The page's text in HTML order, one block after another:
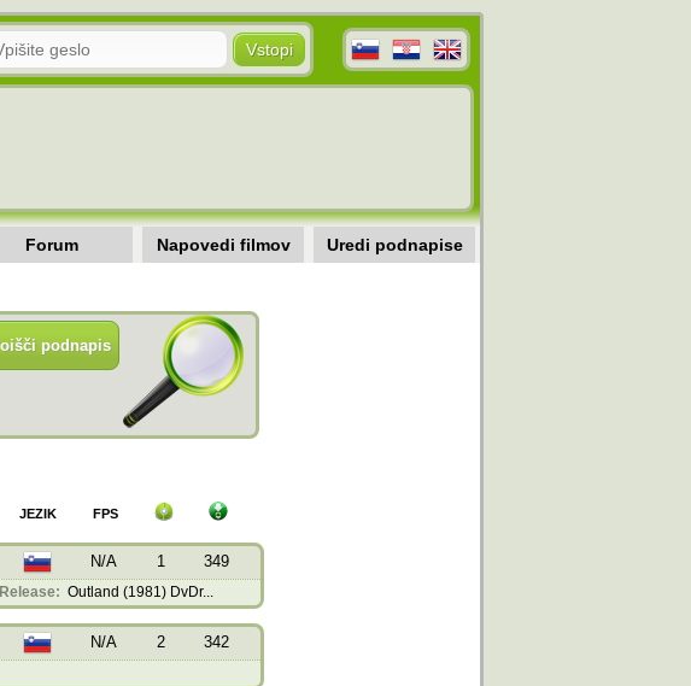
Forum Napovedi filmov Uredi podnapise
FPS
JEZIK
N/A 1 349
Release: Outland (1981) DvDr...
N/A 2 342